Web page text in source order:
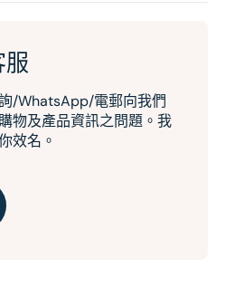
/WhatsApp/電郵向我們
物及產品資訊之問題。我
效名。